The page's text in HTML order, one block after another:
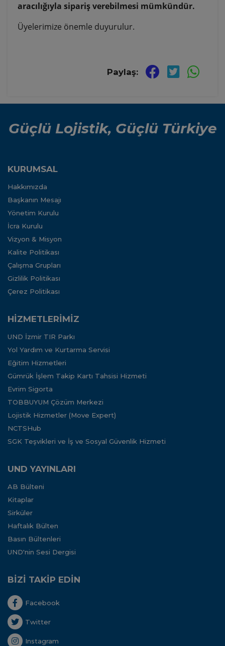
aracılığıyla sipariş verebilmesi mümkündür.
Üyelerimize önemle duyurulur.
Paylaş:
Güçlü Lojistik, Güçlü Türkiye
KURUMSAL
Hakkımızda
Başkanın Mesajı
Yönetim Kurulu
İcra Kurulu
Vizyon & Misyon
Kalite Politikası
Çalışma Grupları
Gizlilik Politikası
Çerez Politikası
HİZMETLERİMİZ
UND İzmir TIR Parkı
Yol Yardım ve Kurtarma Servisi
Eğitim Hizmetleri
Gümrük İşlem Takip Kartı Tahsisi Hizmeti
Evrim Sigorta
TOBBUYUM Çözüm Merkezi
Lojistik Hizmetler (Move Expert)
NCTSHub
SGK Teşvikleri ve İş ve Sosyal Güvenlik Hizmeti
UND YAYINLARI
AB Bülteni
Kitaplar
Sirküler
Haftalık Bülten
Basın Bültenleri
UND'nin Sesi Dergisi
BİZİ TAKİP EDİN
Facebook
Twitter
Instagram